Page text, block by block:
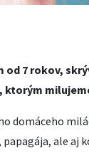
od 7 rokov,
ktorým
domáceho
ale aj